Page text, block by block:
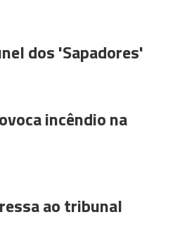
dos 'Sapadores'
incêndio na
ao tribunal